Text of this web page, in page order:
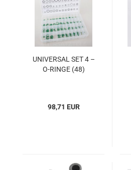
UNI­VER­SAL SET 4 –
O-​RINGE (48)
98,71 EUR